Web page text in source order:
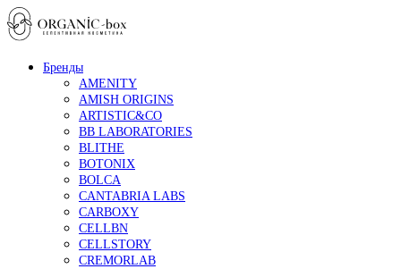
Бренды
AMENITY
AMISH ORIGINS
ARTISTIC&CO
BB LABORATORIES
BLITHE
BOTONIX
BOLCA
CANTABRIA LABS
CARBOXY
CELLBN
CELLSTORY
CREMORLAB